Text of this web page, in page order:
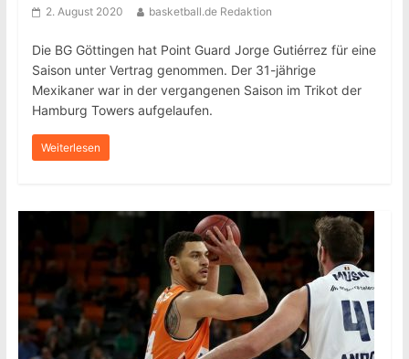
2. August 2020 basketball.de Redaktion
Die BG Göttingen hat Point Guard Jorge Gutiérrez für eine
Saison unter Vertrag genommen. Der 31-jährige
Mexikaner war in der vergangenen Saison im Trikot der
Hamburg Towers aufgelaufen.
Weiterlesen